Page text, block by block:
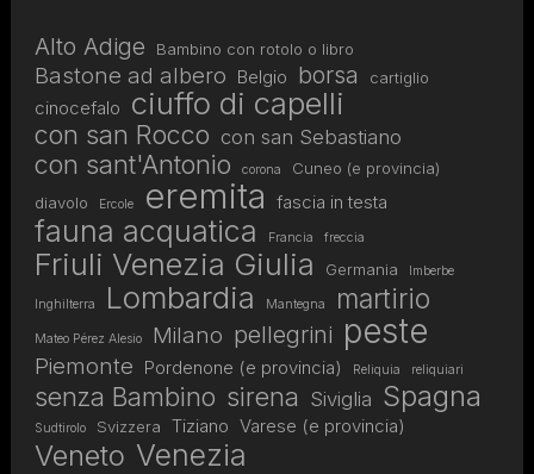
Alto Adige Bambino con rotolo o libro
Bastone ad albero Belgio borsa cartiglio
cinocefalo ciuffo di capelli
con san Rocco con san Sebastiano
con sant'Antonio corona
Cuneo (e provincia)
diavolo
Ercole eremita fascia in testa
fauna acquatica Francia freccia
Friuli Venezia Giulia Germania Imberbe
Inghilterra Lombardia Mantegna martirio
Mateo Pérez Alesio Milano pellegrini peste
Piemonte Pordenone (e provincia) Reliquia reliquiari
senza Bambino sirena Siviglia Spagna
Sudtirolo Svizzera Tiziano Varese (e provincia)
Veneto Venezia